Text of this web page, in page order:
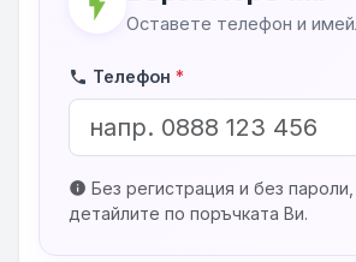
Оставете телефон и
phone Телефон *
info Без регистрация и без
детайлите по поръчката Ви.